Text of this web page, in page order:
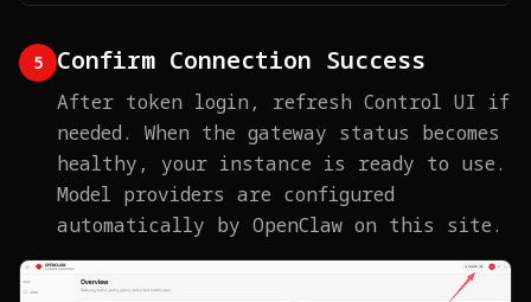
5 Confirm Connection Success
After token login, refresh Control UI if
needed. When the gateway status becomes
healthy, your instance is ready to use.
Model providers are configured
automatically by OpenClaw on this site.